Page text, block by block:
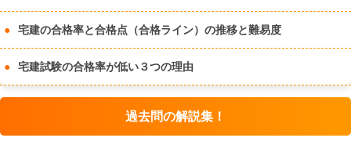
宅建の合格率と合格点（合格ライン）の推移と難易度
宅建試験の合格率が低い３つの理由
過去問の解説集！